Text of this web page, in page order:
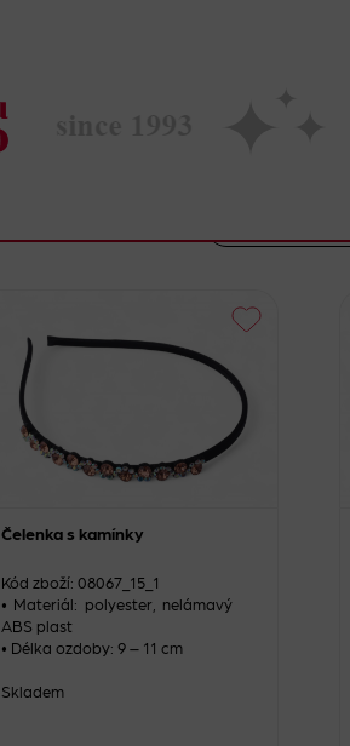
Čelenka s kamínky
Kód zboží: 08067_15_1
• Materiál: polyester, nelámavý
ABS plast
• Délka ozdoby: 9 – 11 cm
Skladem